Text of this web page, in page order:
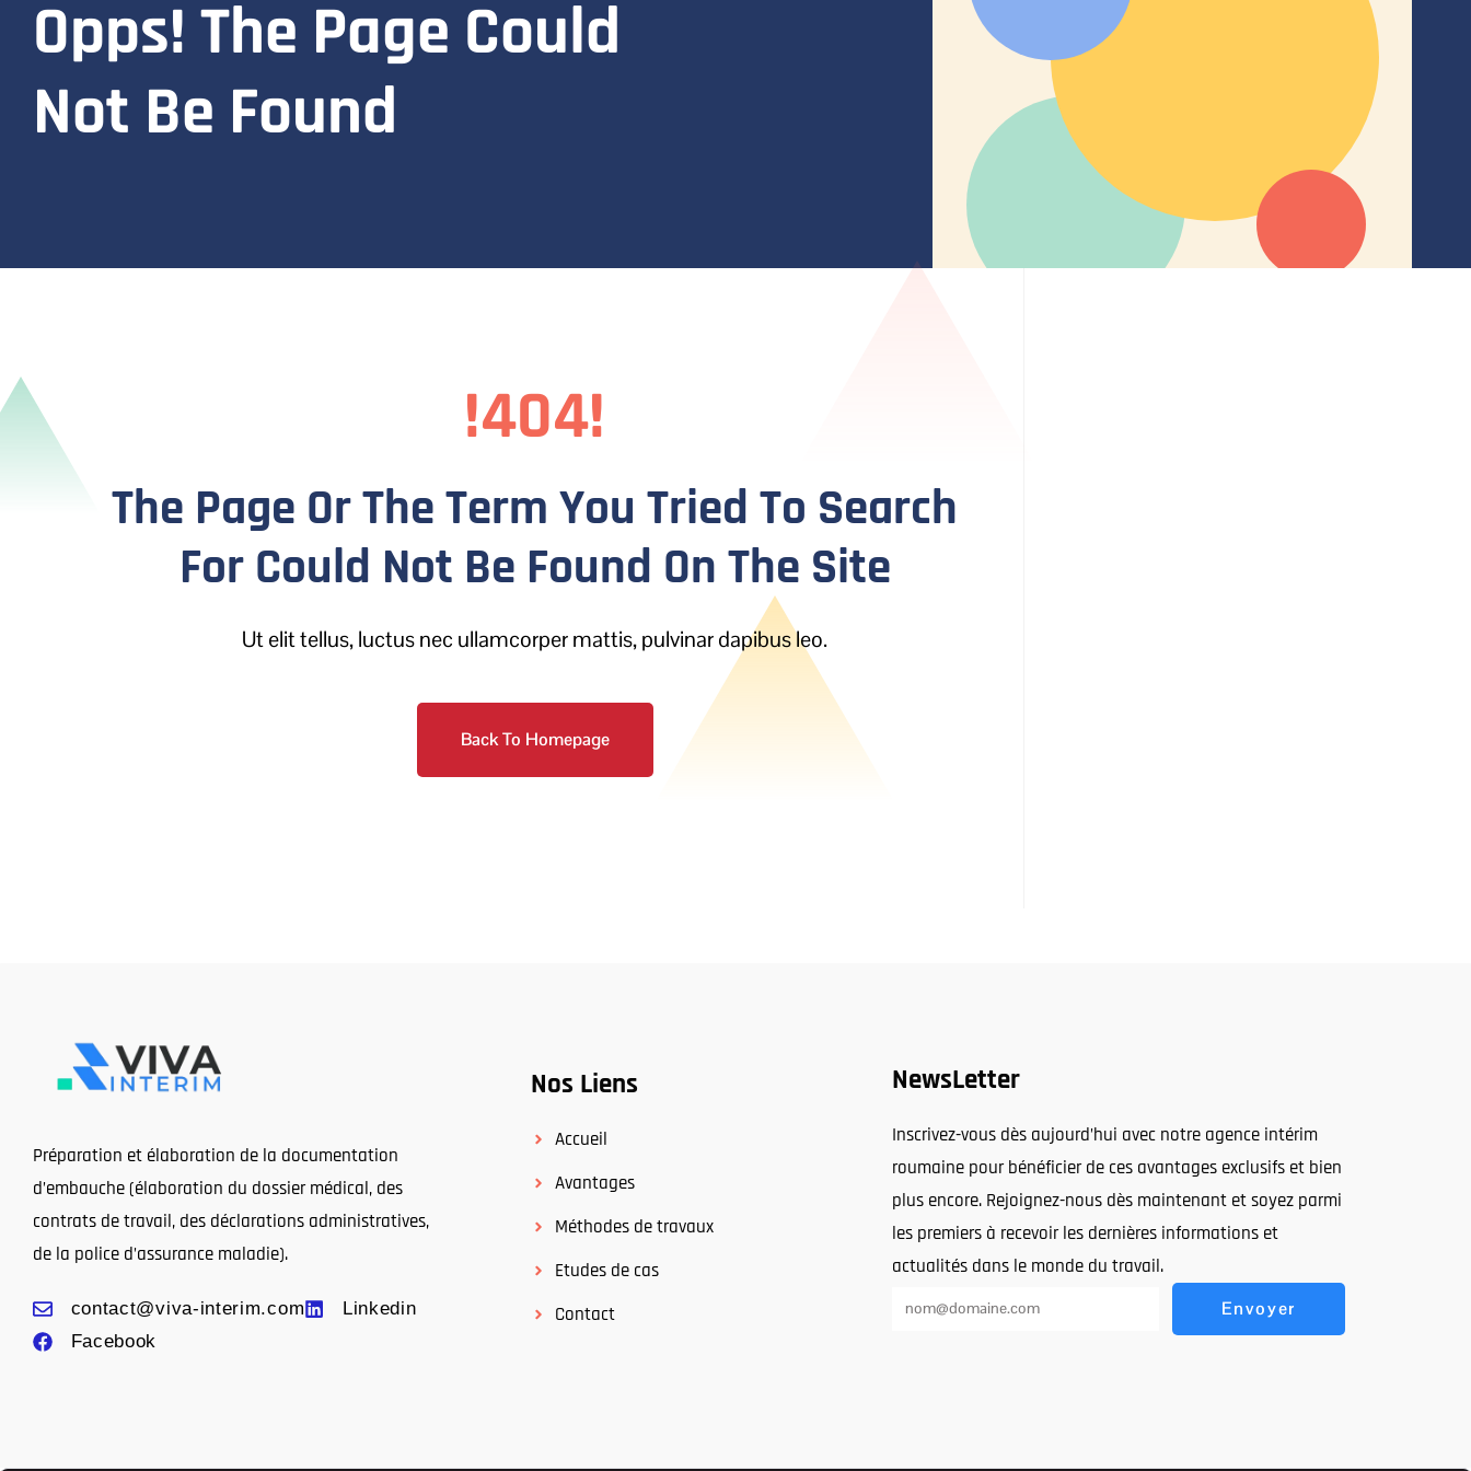
Opps! The Page Could
Not Be Found
!404!
The Page Or The Term You Tried To Search
For Could Not Be Found On The Site
Ut elit tellus, luctus nec ullamcorper mattis, pulvinar dapibus leo.
Back To Homepage
Préparation et élaboration de la documentation
d’embauche (élaboration du dossier médical, des
contrats de travail, des déclarations administratives,
de la police d’assurance maladie).
contact@viva-interim.com
Linkedin
Facebook
Nos Liens
Accueil
Avantages
Méthodes de travaux
Etudes de cas
Contact
NewsLetter
Inscrivez-vous dès aujourd’hui avec notre agence intérim
roumaine pour bénéficier de ces avantages exclusifs et bien
plus encore. Rejoignez-nous dès maintenant et soyez parmi
les premiers à recevoir les dernières informations et
actualités dans le monde du travail.
Envoyer